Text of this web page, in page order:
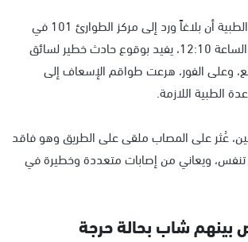
وأوضحت المؤسسة الطبية أن بلاغاً ورد إلى مركز الطوارئ 101 في
منطقة الشارون عند الساعة 12:10، يفيد بوقوع حادث خطير لسائق
وعلى الفور، هرعت طواقم الإسعاف إلى
الطبية اللازمة.
عُثر على المصاب ملقى على الطريق وهو فاقد
ويعاني من إصابات متعددة وخطيرة في